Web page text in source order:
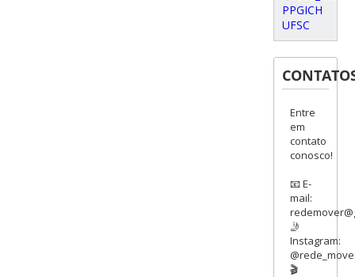
PPGICH
UFSC
Entre
em
contato
conosco!
📧 E-
mail:
🤳
Instagram:
🎬